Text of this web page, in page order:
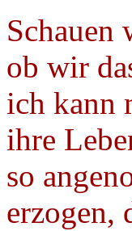
Schauen
ob wir
ich kann
ihre
so
erzogen,